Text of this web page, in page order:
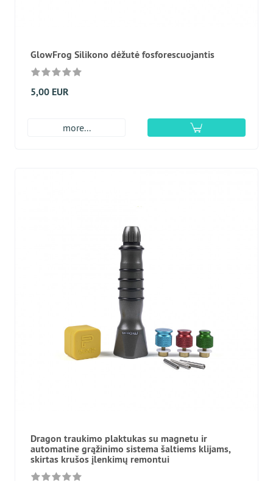
GlowFrog Silikono dėžutė fosforescuojantis
5,00 EUR
more...
Dragon traukimo plaktukas su magnetu ir
automatine grąžinimo sistema šaltiems klijams,
skirtas krušos įlenkimų remontui